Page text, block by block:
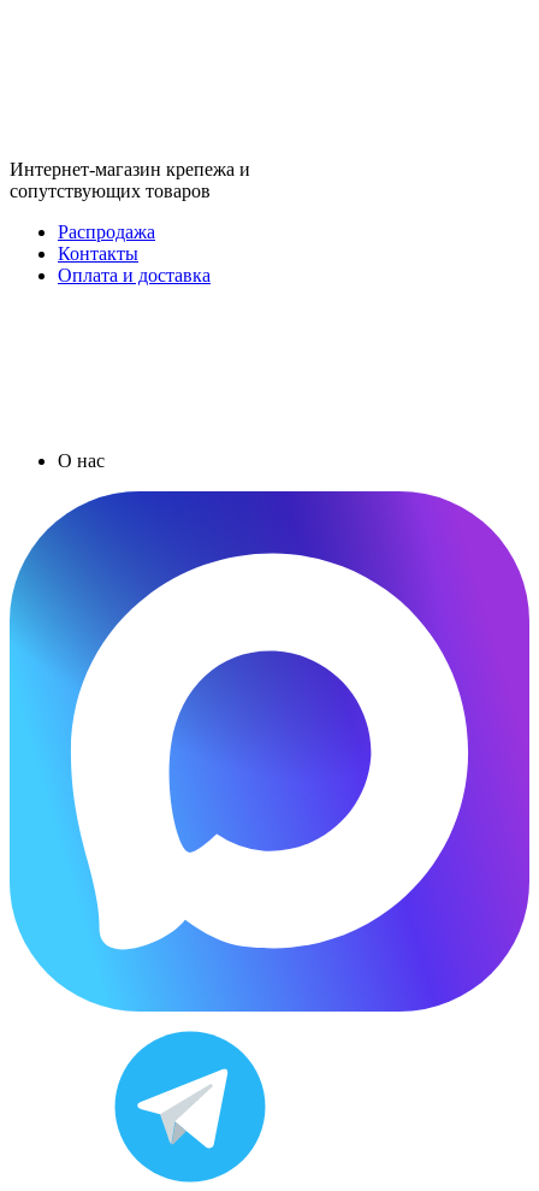
Интернет-магазин крепежа и
сопутствующих товаров
Распродажа
Контакты
Оплата и доставка
О нас